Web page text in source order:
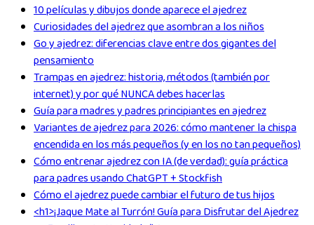
10 películas y dibujos donde aparece el ajedrez
Curiosidades del ajedrez que asombran a los niños
Go y ajedrez: diferencias clave entre dos gigantes del
pensamiento
Trampas en ajedrez: historia, métodos (también por
internet) y por qué NUNCA debes hacerlas
Guía para madres y padres principiantes en ajedrez
Variantes de ajedrez para 2026: cómo mantener la chispa
encendida en los más pequeños (y en los no tan pequeños)
Cómo entrenar ajedrez con IA (de verdad): guía práctica
para padres usando ChatGPT + Stockfish
Cómo el ajedrez puede cambiar el futuro de tus hijos
<h1>¡Jaque Mate al Turrón! Guía para Disfrutar del Ajedrez